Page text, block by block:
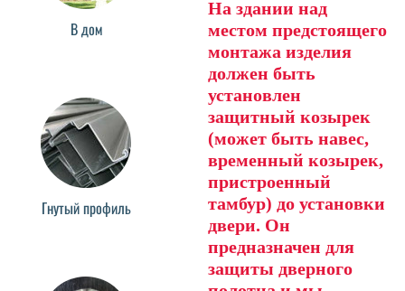
В дом
Гнутый профиль
На здании над
местом предстоящего
монтажа изделия
должен быть
установлен
защитный козырек
(может быть навес,
временный козырек,
пристроенный
тамбур) до установки
двери. Он
предназначен для
защиты дверного